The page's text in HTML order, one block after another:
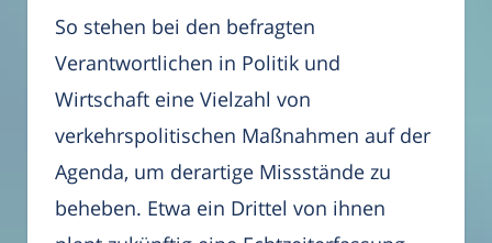
So stehen bei den befragten
Verantwortlichen in Politik und
Wirtschaft eine Vielzahl von
verkehrspolitischen Maßnahmen auf der
Agenda, um derartige Missstände zu
beheben. Etwa ein Drittel von ihnen